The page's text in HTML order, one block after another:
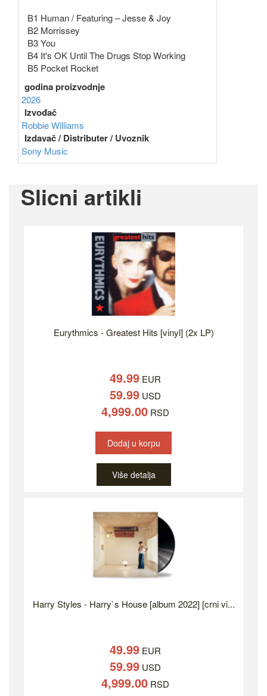
B1 Human / Featuring – Jesse & Joy
B2 Morrissey
B3 You
B4 It's OK Until The Drugs Stop Working
B5 Pocket Rocket
godina proizvodnje
2026
Izvođač
Robbie Williams
Izdavač / Distributer / Uvoznik
Sony Music
Slicni artikli
Eurythmics - Greatest Hits [vinyl] (2x LP)
49.99EUR
59.99USD
4,999.00RSD
Dodaj u korpu
Više detalja
Harry Styles - Harry`s House [album 2022] [crni vi...
49.99EUR
59.99USD
4,999.00RSD